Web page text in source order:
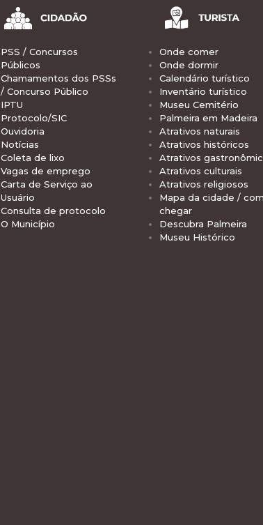
PSS / Concursos
Públicos
Chamamentos dos PSSs
/ Concurso Público
IPTU
Protocolo/SIC
Ouvidoria
Notícias
Coleta de lixo
Vagas de emprego
Carta de Serviço ao
Usuário
Consulta de protocolo
O Município
Onde comer
Onde dormir
Calendário turístico
Inventário turístico
Museu Cemitério
Palmeira em Madeira
Atrativos naturais
Atrativos históricos
Atrativos
Atrativos culturais
Atrativos religiosos
Mapa da cidade /
chegar
Descubra Palmeira
Museu Histórico